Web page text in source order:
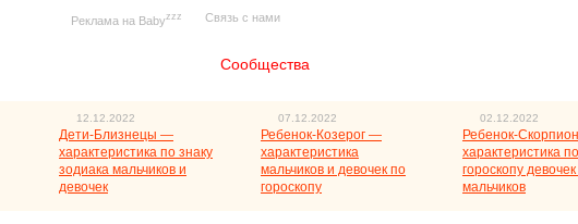
Реклама на Babyzzz Связь с нами
Сообщества
12.12.2022
Дети-Близнецы —
характеристика по знаку
зодиака мальчиков и
девочек
07.12.2022
Ребенок-Козерог —
характеристика
мальчиков и девочек по
гороскопу
02.12.2022
Ребенок-
характеристика по
гороскопу девочек
мальчиков